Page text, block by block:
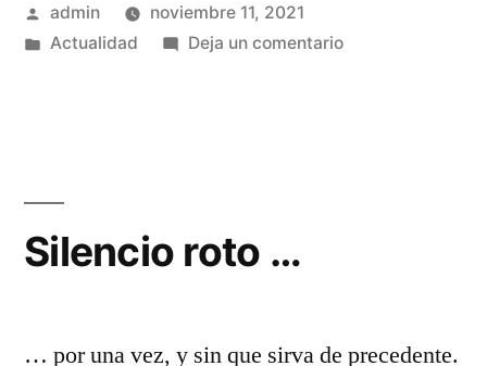
por
última
Publicado
por
admin
noviembre 11, 2021
Publicado
Actualidad Deja un comentarioen
Silencio roto …
… por una vez, y sin que sirva de precedente.